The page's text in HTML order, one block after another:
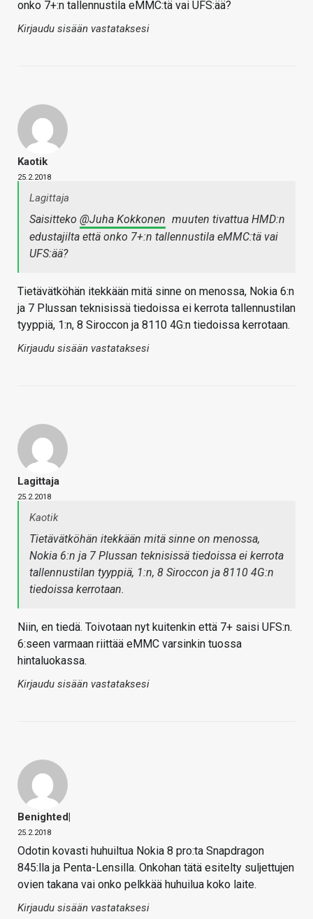
onko 7+:n tallennustila eMMC:tä vai UFS:ää?
Kirjaudu sisään vastataksesi
Kaotik
25.2.2018
Lagittaja
Saisitteko @Juha Kokkonen muuten tivattua HMD:n
edustajilta että onko 7+:n tallennustila eMMC:tä vai
UFS:ää?
Tietävätköhän itekkään mitä sinne on menossa, Nokia 6:n
ja 7 Plussan teknisissä tiedoissa ei kerrota tallennustilan
tyyppiä, 1:n, 8 Siroccon ja 8110 4G:n tiedoissa kerrotaan.
Kirjaudu sisään vastataksesi
Lagittaja
25.2.2018
Kaotik
Tietävätköhän itekkään mitä sinne on menossa,
Nokia 6:n ja 7 Plussan teknisissä tiedoissa ei kerrota
tallennustilan tyyppiä, 1:n, 8 Siroccon ja 8110 4G:n
tiedoissa kerrotaan.
Niin, en tiedä. Toivotaan nyt kuitenkin että 7+ saisi UFS:n.
6:seen varmaan riittää eMMC varsinkin tuossa
hintaluokassa.
Kirjaudu sisään vastataksesi
Benighted|
25.2.2018
Odotin kovasti huhuiltua Nokia 8 pro:ta Snapdragon
845:lla ja Penta-Lensilla. Onkohan tätä esitelty suljettujen
ovien takana vai onko pelkkää huhuilua koko laite.
Kirjaudu sisään vastataksesi